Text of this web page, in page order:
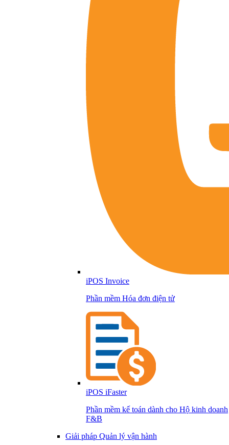
iPOS Invoice
Phần mềm Hóa đơn điện tử
iPOS iFaster
Phần mềm kế toán dành cho Hộ kinh doanh
F&B
Giải pháp Quản lý vận hành